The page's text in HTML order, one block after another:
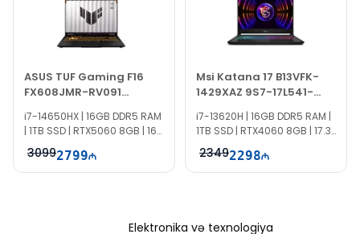
ASUS TUF Gaming F16
FX608JMR-RV091
90NR0NB1-M005N0
i7-14650HX | 16GB DDR5 RAM
| 1TB SSD | RTX5060 8GB | 16"
WUXGA | 165Hz | Win11
30992799
Msi Katana 17 B13VFK-
1429XAZ 9S7-17L541-
i7-13620H | 16GB DDR5 RAM |
1TB SSD | RTX4060 8GB | 17.3"
FHD | 144Hz
23492298
Elektronika və texnologiya